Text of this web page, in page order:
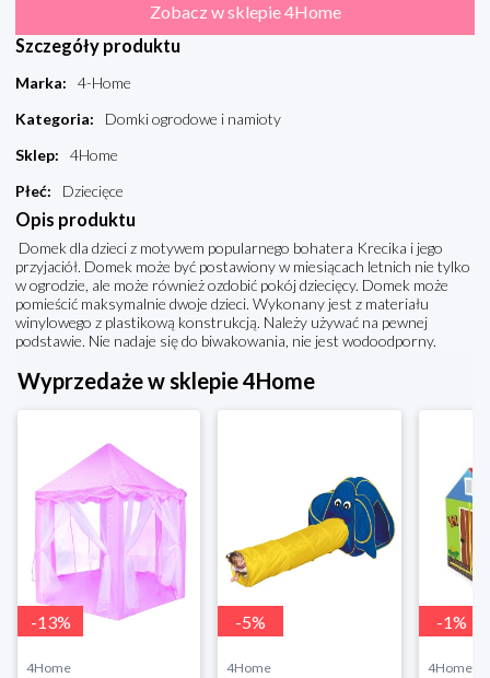
Zobacz w sklepie 4Home
Szczegóły produktu
Marka:
4-Home
Kategoria:
Domki ogrodowe i namioty
Sklep:
4Home
Płeć: Dziecięce
Opis produktu
Domek dla dzieci z motywem popularnego bohatera Krecika i jego
przyjaciół. Domek może być postawiony w miesiącach letnich nie tylko
w ogrodzie, ale może również ozdobić pokój dziecięcy. Domek może
pomieścić maksymalnie dwoje dzieci. Wykonany jest z materiału
winylowego z plastikową konstrukcją. Należy używać na pewnej
podstawie. Nie nadaje się do biwakowania, nie jest wodoodporny.
Wyprzedaże w sklepie 4Home
-13%
4Home
-5%
4Home
-1%
4Home